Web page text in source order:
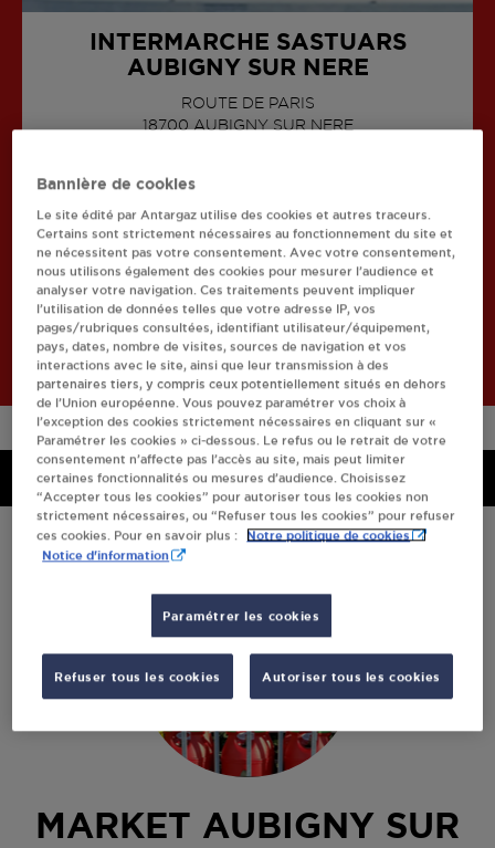
INTERMARCHE SASTUARS
AUBIGNY SUR NERE
ROUTE DE PARIS
18700 AUBIGNY SUR NERE
AFFICHER LE TÉLÉPHONE
Recherchez un autre revendeur
Retourner à l'accueil
Menu
MARKET AUBIGNY SUR
Bannière de cookies
Le site édité par Antargaz utilise des cookies et autres traceurs.
Certains sont strictement nécessaires au fonctionnement du site et
ne nécessitent pas votre consentement. Avec votre consentement,
nous utilisons également des cookies pour mesurer l’audience et
analyser votre navigation. Ces traitements peuvent impliquer
l’utilisation de données telles que votre adresse IP, vos
pages/rubriques consultées, identifiant utilisateur/équipement,
pays, dates, nombre de visites, sources de navigation et vos
interactions avec le site, ainsi que leur transmission à des
partenaires tiers, y compris ceux potentiellement situés en dehors
de l’Union européenne. Vous pouvez paramétrer vos choix à
l’exception des cookies strictement nécessaires en cliquant sur «
Paramétrer les cookies » ci-dessous. Le refus ou le retrait de votre
consentement n’affecte pas l’accès au site, mais peut limiter
certaines fonctionnalités ou mesures d’audience. Choisissez
“Accepter tous les cookies” pour autoriser tous les cookies non
strictement nécessaires, ou “Refuser tous les cookies” pour refuser
ces cookies. Pour en savoir plus :
Notre politique de cookies
Notice d'information
Paramétrer les cookies
Refuser tous les cookies Autoriser tous les cookies